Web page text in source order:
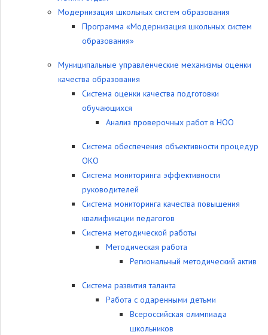
Модернизация школьных систем образования
Программа «Модернизация школьных систем
образования»
Муниципальные управленческие механизмы оценки
качества образования
Система оценки качества подготовки
обучающихся
Анализ проверочных работ в НОО
Система обеспечения объективности процедур
ОКО
Система мониторинга эффективности
руководителей
Система мониторинга качества повышения
квалификации педагогов
Система методической работы
Методическая работа
Региональный методический актив
Система развития таланта
Работа с одаренными детьми
Всероссийская олимпиада
школьников